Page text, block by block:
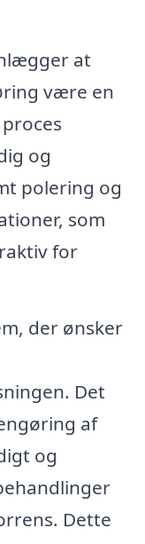
at
være en
og
polering og
som
for
der ønsker
Det
af
og
Dette